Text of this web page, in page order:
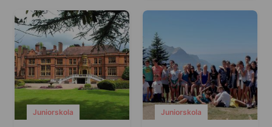
Juniorskola Juniorskola